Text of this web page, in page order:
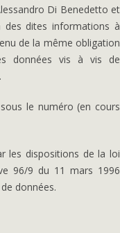
Di Benedetto et
dites informations à
de la même obligation
données vis à vis de
le numéro (en cours
les dispositions de la loi
96/9 du 11 mars 1996
données.